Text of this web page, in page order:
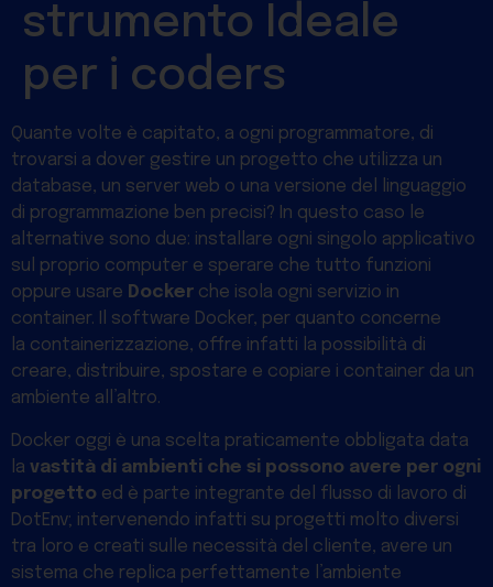
strumento Ideale
per i coders
Quante volte è capitato, a ogni programmatore, di
trovarsi a dover gestire un progetto che utilizza un
database, un server web o una versione del linguaggio
di programmazione ben precisi? In questo caso le
alternative sono due: installare ogni singolo applicativo
sul proprio computer e sperare che tutto funzioni
oppure usare Docker che isola ogni servizio in
container. Il software Docker, per quanto concerne
la containerizzazione, offre infatti la possibilità di
creare, distribuire, spostare e copiare i container da un
ambiente all’altro.
Docker oggi è una scelta praticamente obbligata data
la vastità di ambienti che si possono avere per ogni
progetto ed è parte integrante del flusso di lavoro di
DotEnv; intervenendo infatti su progetti molto diversi
tra loro e creati sulle necessità del cliente, avere un
sistema che replica perfettamente l’ambiente